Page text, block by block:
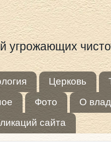
Церковь
Фото О
сайта